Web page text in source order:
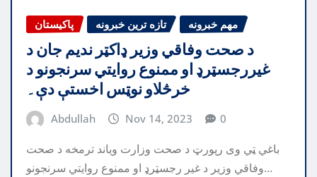
پاکیستان تازه ترین خبرونه مهم خبرونه
د صحت وفاقي وزير ډاکټر نديم جان د
غيررجسټرډ او ممنوع روايتي سرنجونو د
خرڅلاو نوټس اخستې دې۔
Abdullah Nov 14, 2023 0
باغي ټي وی رپورټ د صحت وزارت وياند ترمخه د صحت
وفاقي وزير د غير رجسټرډ او ممنوع روايتي سرنجونو…